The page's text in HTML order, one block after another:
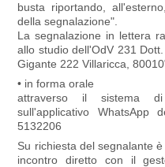
busta riportando,
della segnalazione".
La segnalazione in lettera
allo studio dell'OdV 231
Gigante 222 Villaricca,
• in forma orale
attraverso il sistema di
sull'applicativo
5132206
Su richiesta del segnalante
incontro diretto con il